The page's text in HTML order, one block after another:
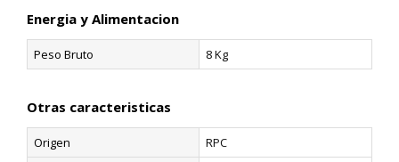
Energia y Alimentacion
Peso Bruto 8 Kg
Otras caracteristicas
Origen
RPC